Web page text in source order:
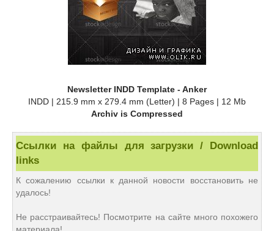
Newsletter INDD Template - Anker
INDD | 215.9 mm x 279.4 mm (Letter) | 8 Pages | 12 Mb
Archiv is Compressed
Ссылки на файлы для загрузки / Download
links
К сожалению ссылки к данной новости восстановить не
удалось!
Не расстраивайтесь! Посмотрите на сайте много похожего